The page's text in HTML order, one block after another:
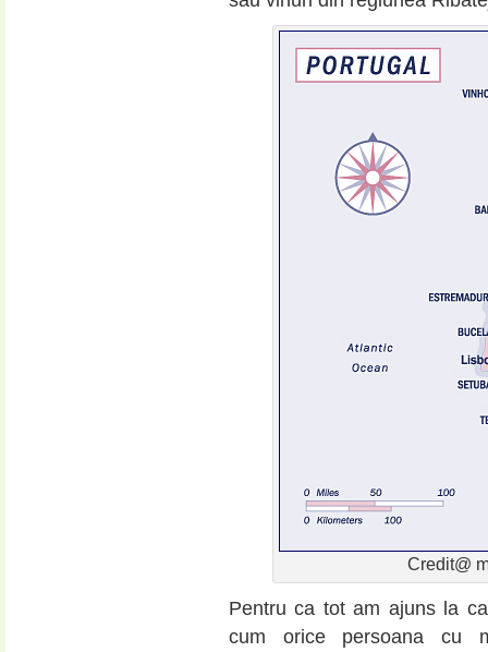
Credit@
Pentru ca tot am ajuns la
cum orice persoana cu